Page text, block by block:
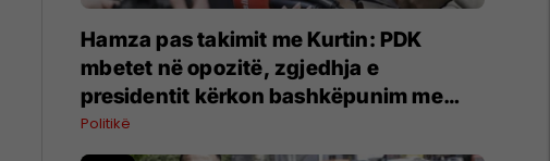
Hamza pas takimit me Kurtin: PDK
mbetet në opozitë, zgjedhja e
presidentit kërkon bashkëpunim me
LVV-në
Politikë